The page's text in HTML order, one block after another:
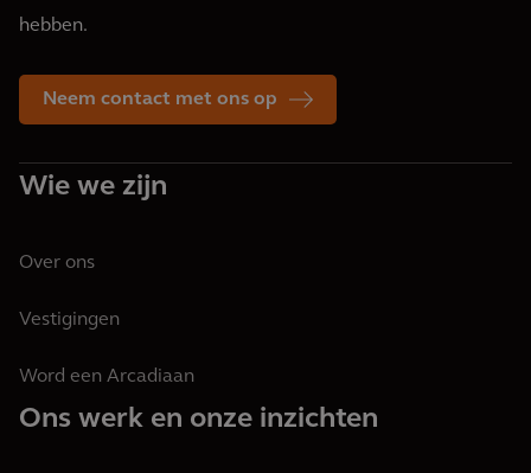
hebben.
Neem contact met ons op
Wie we zijn
Over ons
Vestigingen
Word een Arcadiaan
Ons werk en onze inzichten